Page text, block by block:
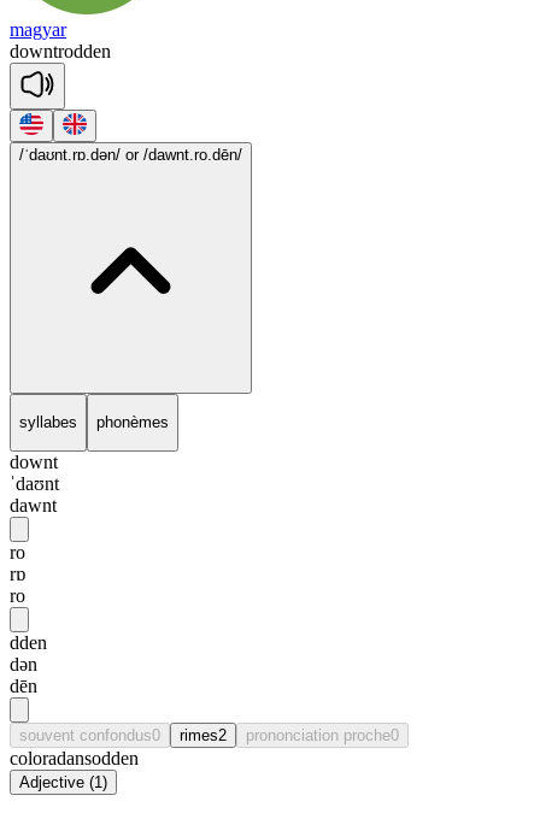
magyar
downtrodden
/ˈdaʊnt.rɒ.dən/ or /dawnt.ro.dēn/
syllabes phonèmes
downt
ˈdaʊnt
dawnt
ro
rɒ
ro
dden
dən
dēn
souvent confondus0 rimes2 prononciation proche0
coloradansodden
Adjective (1)